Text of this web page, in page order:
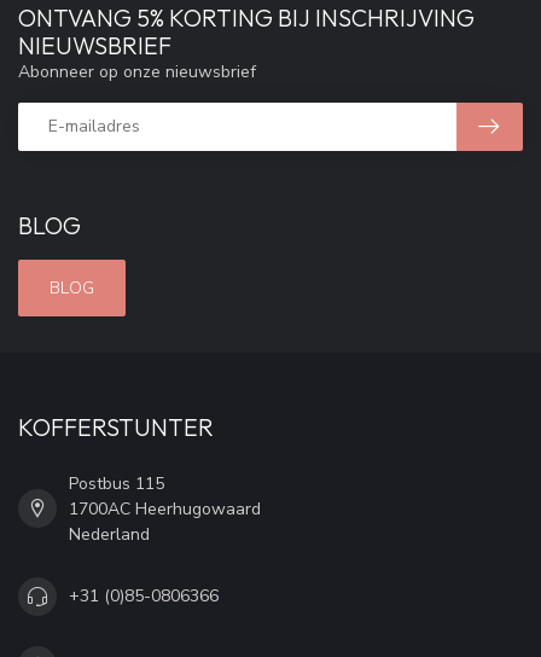
BLOG
BLOG
ONTVANG 5% KORTING BIJ INSCHRIJVING
NIEUWSBRIEF
Abonneer op onze nieuwsbrief
KOFFERSTUNTER
Postbus 115
1700AC Heerhugowaard
Nederland
+31 (0)85-0806366